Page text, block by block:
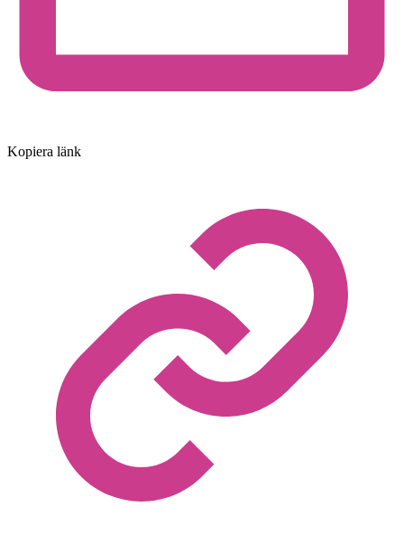
Kopiera länk